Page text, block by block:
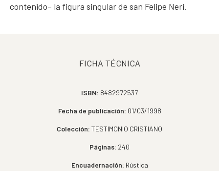
contenido– la figura singular de san Felipe Neri.
FICHA TÉCNICA
ISBN: 8482972537
Fecha de publicación: 01/03/1998
Colección: TESTIMONIO CRISTIANO
Páginas: 240
Encuadernación: Rústica